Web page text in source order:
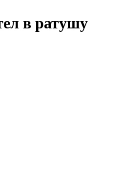
в ратушу